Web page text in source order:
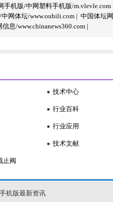
手机版/中网塑料手机版/m.vlevle.com
网体坛/www.oubili.com | 中国体坛
息/www.chinanews360.com |
技术中心
行业百科
行业应用
技术文献
止阀
机版最新资讯